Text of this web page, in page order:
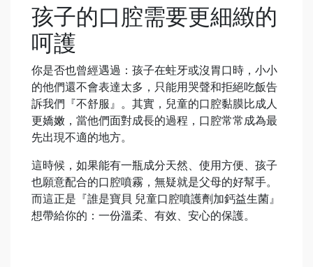
孩子的口腔需要更細緻的
呵護
你是否也曾經遇過：孩子在蛀牙或沒胃口時，小小
的他們還不會表達太多，只能用哭聲和拒絕吃飯告
訴我們『不舒服』。其實，兒童的口腔黏膜比成人
更嬌嫩，當他們面對成長的過程，口腔常常成為最
先出現不適的地方。
這時候，如果能有一瓶成分天然、使用方便、孩子
也願意配合的口腔噴霧，無疑就是父母的好幫手。
而這正是『誰是寶貝 兒童口腔噴護劑加鈣益生菌』
想帶給你的：一份溫柔、有效、安心的保護。